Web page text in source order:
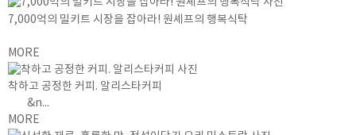
7,000억의 밀키트 시장을 잡아라! 원셰프의 행복식탁
MORE
착하고 공정한 커피. 알리스타커피
&n...
MORE